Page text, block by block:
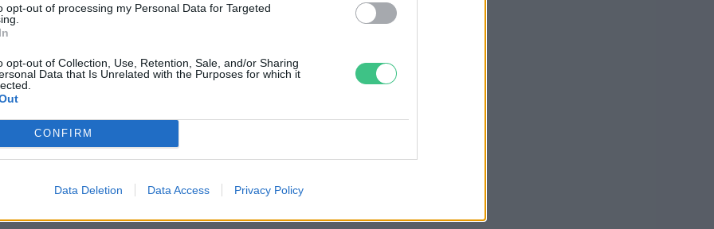
opt-out of processing my Personal Data for Targeted
opt-out of Collection, Use, Retention, Sale, and/or Sharing
Data that Is Unrelated with the Purposes for which it
CONFIRM
Data Deletion Data Access Privacy Policy
területeken honos hínárnövények,
honos. Vízi páfrányfaj, mely
holtmedrek, tavak lebegő
száron a levelek örvökben állnak, két
gyökérszerű képletekké módosult,
elliptikusak, 1–1,5 cm hosszúak,
borítják, melyek megakadályozzák,
és ez akadályozza a fotoszintézist.
iszapban telelnek át, és tavasszal, a víz